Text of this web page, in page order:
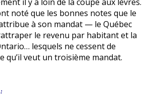
noté que les bonnes notes que le
à son mandat — le Québec
le revenu par habitant et la
lesquels ne cessent de
qu’il veut un troisième mandat.